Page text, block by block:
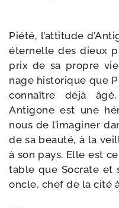
Piété, l’at­ti­tude
éter­nelle des dieux
prix de sa propre
nage his­to­rique que
connaître déjà
Antigone est une
nous de l’i­ma­gi­ner
de sa beau­té, à la
à son pays. Elle est
table que Socrate et
oncle, chef de la cité